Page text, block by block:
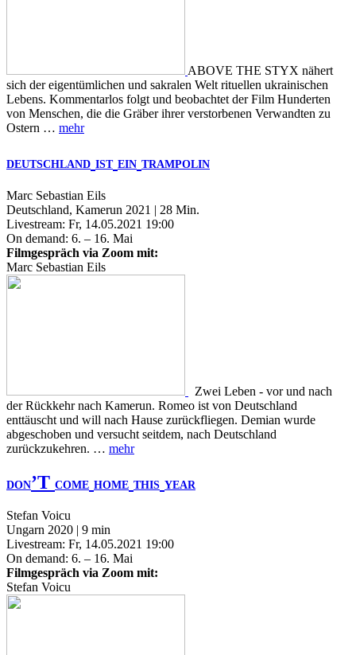
ABOVE THE STYX nähert
sich der eigentümlichen und sakralen Welt rituellen ukrainischen
Lebens. Kommentarlos folgt und beobachtet der Film Hunderten
von Menschen, die die Gräber ihrer verstorbenen Verwandten zu
Ostern … mehr
DEUTSCHLAND IST EIN TRAMPOLIN
Marc Sebastian Eils
Deutschland, Kamerun 2021 | 28 Min.
Livestream: Fr, 14.05.2021 19:00
On demand: 6. – 16. Mai
Filmgespräch via Zoom mit:
Marc Sebastian Eils
Zwei Leben - vor und nach
der Rückkehr nach Kamerun. Romeo ist von Deutschland
enttäuscht und will nach Hause zurückfliegen. Demian wurde
abgeschoben und versucht seitdem, nach Deutschland
zurückzukehren. … mehr
DON’T COME HOME THIS YEAR
Stefan Voicu
Ungarn 2020 | 9 min
Livestream: Fr, 14.05.2021 19:00
On demand: 6. – 16. Mai
Filmgespräch via Zoom mit:
Stefan Voicu